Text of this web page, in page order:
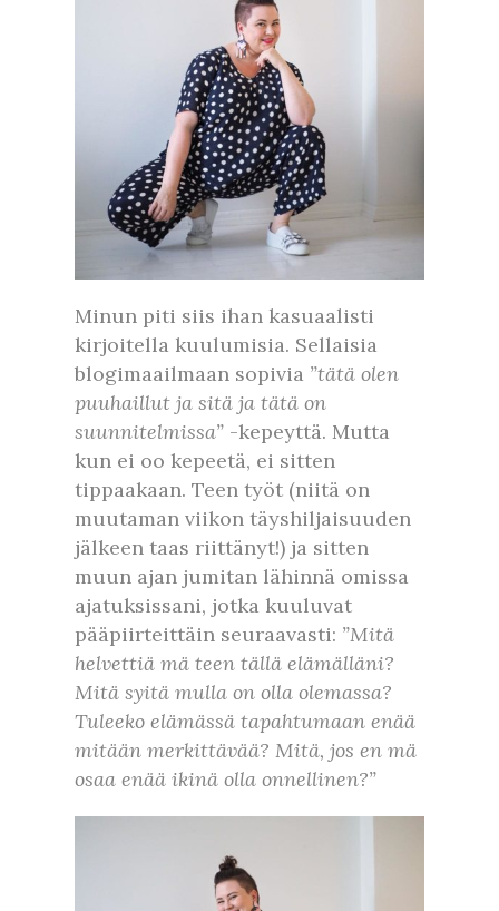
Minun piti siis ihan kasuaalisti
kirjoitella kuulumisia. Sellaisia
blogimaailmaan sopivia ”tätä olen
puuhaillut ja sitä ja tätä on
suunnitelmissa” -kepeyttä. Mutta
kun ei oo kepeetä, ei sitten
tippaakaan. Teen työt (niitä on
muutaman viikon täyshiljaisuuden
jälkeen taas riittänyt!) ja sitten
muun ajan jumitan lähinnä omissa
ajatuksissani, jotka kuuluvat
pääpiirteittäin seuraavasti: ”Mitä
helvettiä mä teen tällä elämälläni?
Mitä syitä mulla on olla olemassa?
Tuleeko elämässä tapahtumaan enää
mitään merkittävää? Mitä, jos en mä
osaa enää ikinä olla onnellinen?”